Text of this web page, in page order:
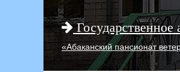
Государственное
«Абаканский пансионат